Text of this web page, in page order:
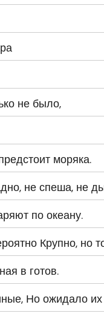
не было,
моряка.
не спеша, не
по океану.
Крупно, но
в готов.
Но ожидало их